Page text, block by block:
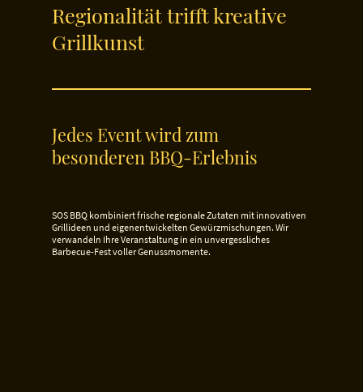
Regionalität trifft kreative
Grillkunst
Jedes Event wird zum
besonderen BBQ-Erlebnis
SOS BBQ kombiniert frische regionale Zutaten mit innovativen
Grillideen und eigenentwickelten Gewürzmischungen. Wir
verwandeln Ihre Veranstaltung in ein unvergessliches
Barbecue-Fest voller Genussmomente.